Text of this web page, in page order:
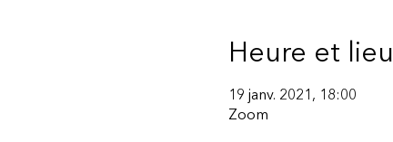
Heure et lieu
19 janv. 2021, 18:00
Zoom